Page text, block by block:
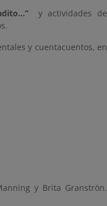
y actividades de
y cuentacuentos, en
y Brita Granströn.